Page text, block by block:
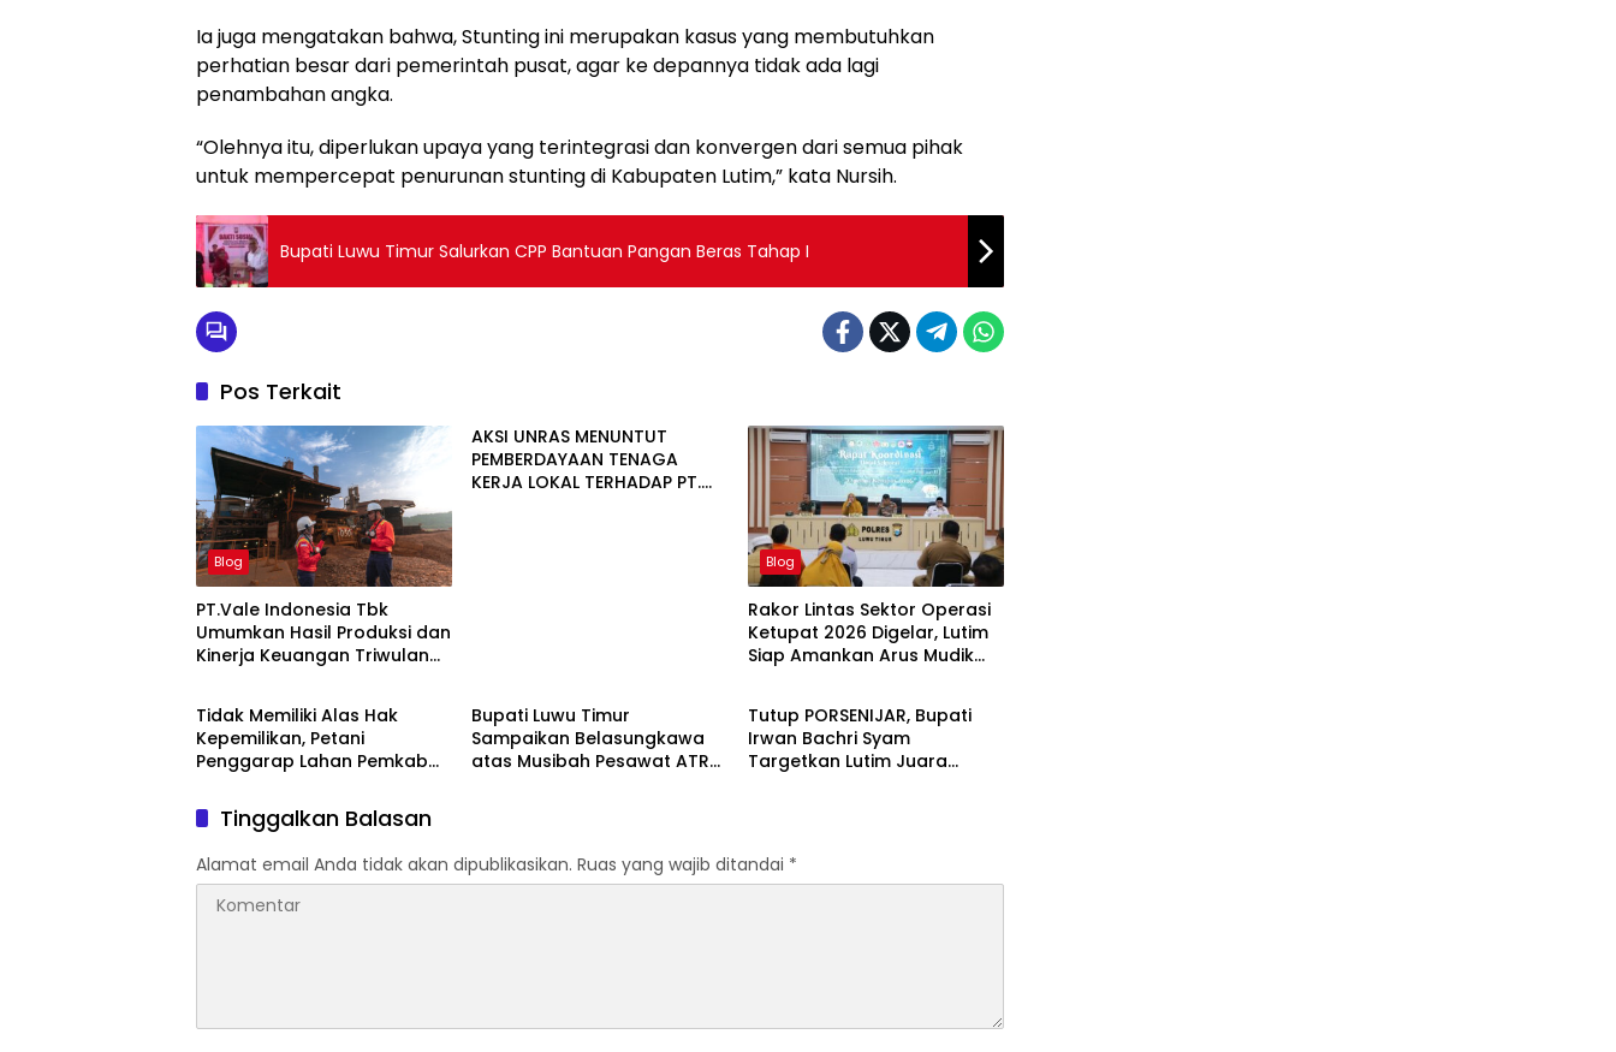
Ia juga mengatakan bahwa, Stunting ini merupakan kasus yang membutuhkan
perhatian besar dari pemerintah pusat, agar ke depannya tidak ada lagi
penambahan angka.
“Olehnya itu, diperlukan upaya yang terintegrasi dan konvergen dari semua pihak
untuk mempercepat penurunan stunting di Kabupaten Lutim,” kata Nursih.
Bupati Luwu Timur Salurkan CPP Bantuan Pangan Beras Tahap I
Pos Terkait
Blog
PT.Vale Indonesia Tbk
Umumkan Hasil Produksi dan
Kinerja Keuangan Triwulan
AKSI UNRAS MENUNTUT
PEMBERDAYAAN TENAGA
KERJA LOKAL TERHADAP PT.
Blog
Rakor Lintas Sektor Operasi
Ketupat 2026 Digelar, Lutim
Siap Amankan Arus Mudik
Blog
Tidak Memiliki Alas Hak
Kepemilikan, Petani
Penggarap Lahan Pemkab
Rugi Tanah
Bupati Luwu Timur
Sampaikan Belasungkawa
atas Musibah Pesawat ATR
Blog
Tutup PORSENIJAR, Bupati
Irwan Bachri Syam
Targetkan Lutim Juara
Tinggalkan Balasan
Alamat email Anda tidak akan dipublikasikan. Ruas yang wajib ditandai *